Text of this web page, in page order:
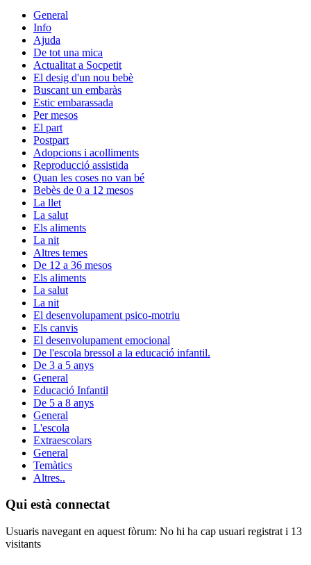
General
Info
Ajuda
De tot una mica
Actualitat a Socpetit
El desig d'un nou bebè
Buscant un embaràs
Estic embarassada
Per mesos
El part
Postpart
Adopcions i acolliments
Reproducció assistida
Quan les coses no van bé
Bebès de 0 a 12 mesos
La llet
La salut
Els aliments
La nit
Altres temes
De 12 a 36 mesos
Els aliments
La salut
La nit
El desenvolupament psico-motriu
Els canvis
El desenvolupament emocional
De l'escola bressol a la educació infantil.
De 3 a 5 anys
General
Educació Infantil
De 5 a 8 anys
General
L'escola
Extraescolars
General
Temàtics
Altres..
Qui està connectat
Usuaris navegant en aquest fòrum: No hi ha cap usuari registrat i 13
visitants